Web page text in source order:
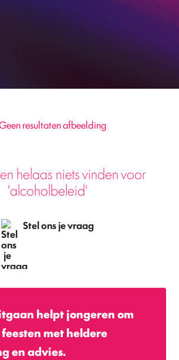
helaas niets vinden voor
'alcoholbeleid'
Stel ons je vraag
helpt jongeren om
met heldere
en advies.